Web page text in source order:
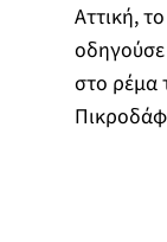
Αττική,
στο ρέμα